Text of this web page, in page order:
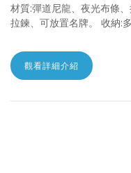
材質:彈道尼龍、夜光布條
拉鍊、可放置名牌。 收納:
觀看詳細介紹